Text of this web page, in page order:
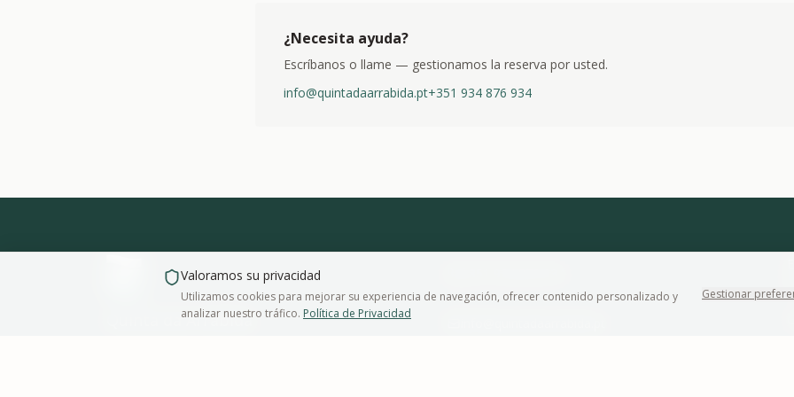
¿Necesita ayuda?
Escríbanos o llame — gestionamos la reserva por usted.
info@quintadaarrabida.pt+351 934 876 934
Quinta da Arrábida
Valoramos su privacidad
Utilizamos cookies para mejorar su experiencia de navegación, ofrecer contenido personalizado y
analizar nuestro tráfico. Política de Privacidad
Gestionar